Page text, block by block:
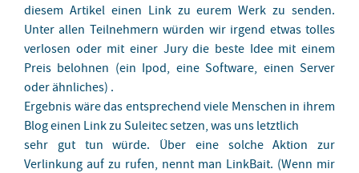
diesem Artikel einen Link zu eurem Werk zu senden.
Unter allen Teilnehmern würden wir irgend etwas tolles
verlosen oder mit einer Jury die beste Idee mit einem
Preis belohnen (ein Ipod, eine Software, einen Server
oder ähnliches) .
Ergebnis wäre das entsprechend viele Menschen in ihrem
Blog einen Link zu Suleitec setzen, was uns letztlich
sehr gut tun würde. Über eine solche Aktion zur
Verlinkung auf zu rufen, nennt man LinkBait. (Wenn mir